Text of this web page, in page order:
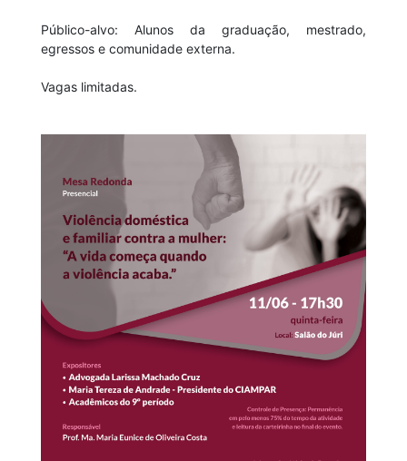
Público-alvo: Alunos da graduação, mestrado,
egressos e comunidade externa.
Vagas limitadas.